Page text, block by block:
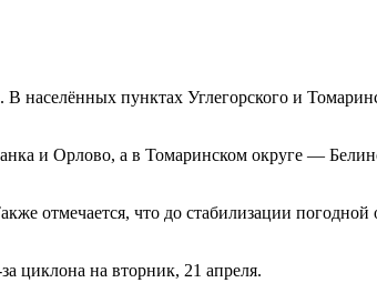
населённых пунктах Углегорского и
и Орлово, а в Томаринском округе —
отмечается, что до стабилизации
циклона на вторник, 21 апреля.